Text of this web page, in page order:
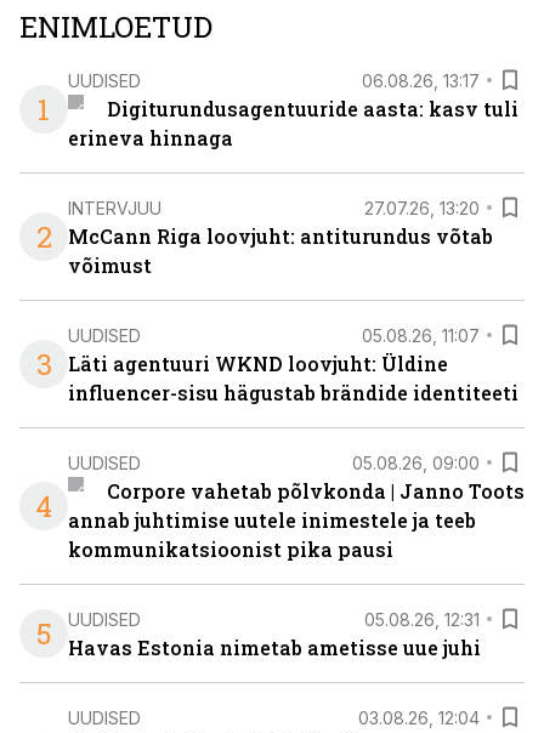
ENIMLOETUD
1
UUDISED 06.08.26, 13:17
Digiturundusagentuuride aasta: kasv tuli
erineva hinnaga
2
INTERVJUU 27.07.26, 13:20
McCann Riga loovjuht: antiturundus võtab
võimust
3
UUDISED 05.08.26, 11:07
Läti agentuuri WKND loovjuht: Üldine
influencer-sisu hägustab brändide identiteeti
4
UUDISED 05.08.26, 09:00
Corpore vahetab põlvkonda | Janno Toots
annab juhtimise uutele inimestele ja teeb
kommunikatsioonist pika pausi
5 UUDISED 05.08.26, 12:31
Havas Estonia nimetab ametisse uue juhi
UUDISED 03.08.26, 12:04